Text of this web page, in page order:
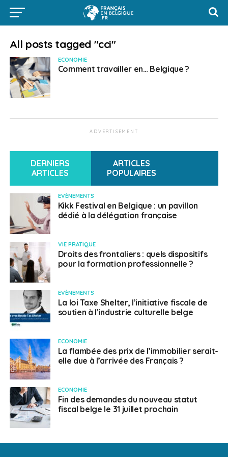
All posts tagged "cci"
ECONOMIE
Comment travailler en… Belgique ?
ADVERTISEMENT
DERNIERS
ARTICLES
ARTICLES
POPULAIRES
EVÈNEMENTS
Kikk Festival en Belgique : un pavillon
dédié à la délégation française
VIE PRATIQUE
Droits des frontaliers : quels dispositifs
pour la formation professionnelle ?
EVÈNEMENTS
La loi Taxe Shelter, l’initiative fiscale de
soutien à l’industrie culturelle belge
ECONOMIE
La flambée des prix de l’immobilier serait-
elle due à l’arrivée des Français ?
ECONOMIE
Fin des demandes du nouveau statut
fiscal belge le 31 juillet prochain